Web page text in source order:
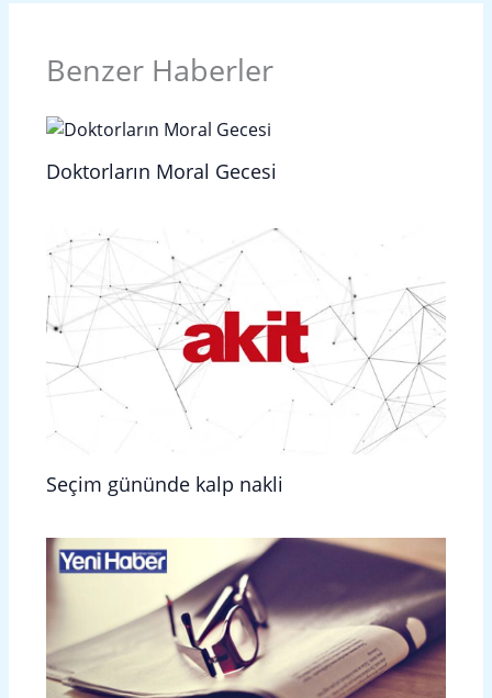
Benzer Haberler
Doktorların Moral Gecesi
Seçim gününde kalp nakli